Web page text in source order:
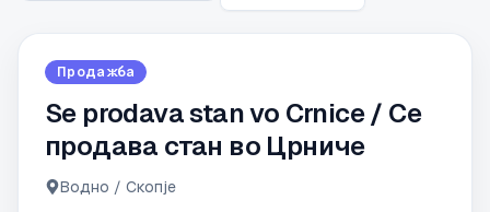
Продажба
Se prodava stan vo Crnice / Се
продава стан во Црниче
Водно / Скопје